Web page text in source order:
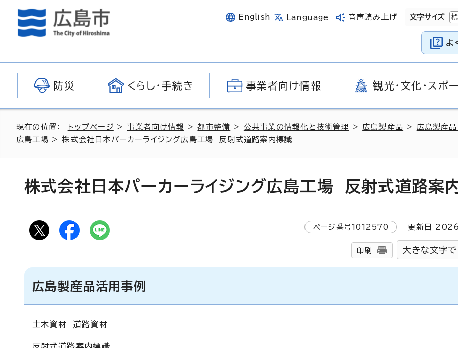
English Language 音声読み上げ 文字サイズ
よ
防災 くらし・手続き 事業者向け情報 観光・文化・スポ
現在の位置： トップページ >事業者向け情報 >都市整備 > 公共事業の情報化と技術管理 > 広島製産品 > 広島製産品
広島工場 > 株式会社日本パーカーライジング広島工場 反射式道路案内標識
株式会社日本パーカーライジング広島工場 反射式道路案
ページ番号1012570 更新日 2026
印刷 大きな文字で
広島製産品活用事例
土木資材 道路資材